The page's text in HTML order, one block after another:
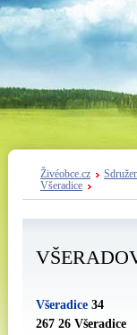
Živéobce.cz
Všeradice
Všeradice 34
267 26 Všeradice